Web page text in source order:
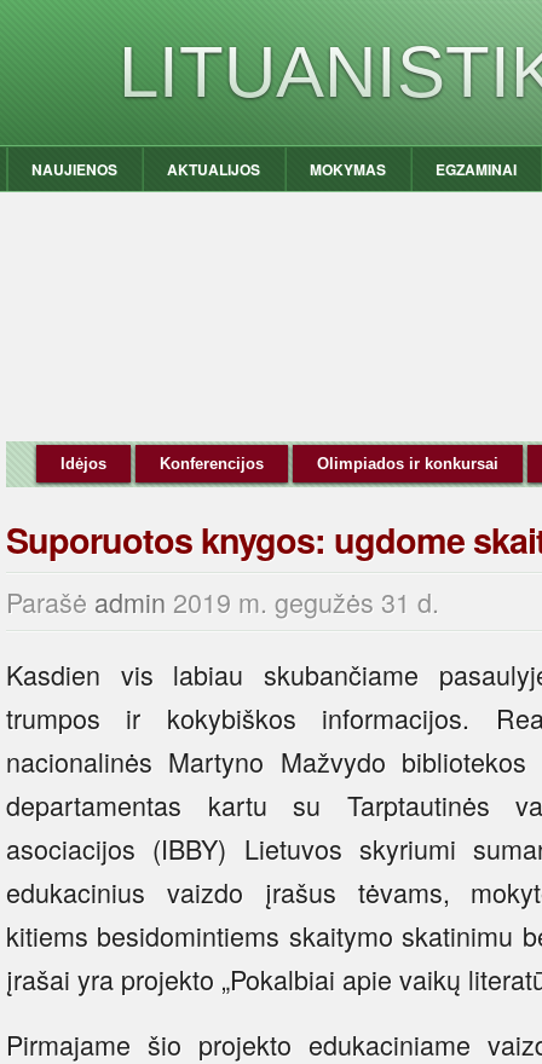
NAUJIENOS AKTUALIJOS MOKYMAS EGZAMINAI
Idėjos Konferencijos Olimpiados ir konkursai
Suporuotos knygos: ugdome
Parašė admin 2019 m. gegužės 31 d.
Kasdien vis labiau skubančiame
trumpos ir kokybiškos informacijos.
nacionalinės Martyno Mažvydo
departamentas kartu su Tarptautinės
asociacijos (IBBY) Lietuvos skyriumi
edukacinius vaizdo įrašus tėvams,
kitiems besidomintiems skaitymo skatinimu
įrašai yra projekto „Pokalbiai apie vaikų
Pirmajame šio projekto edukaciniame